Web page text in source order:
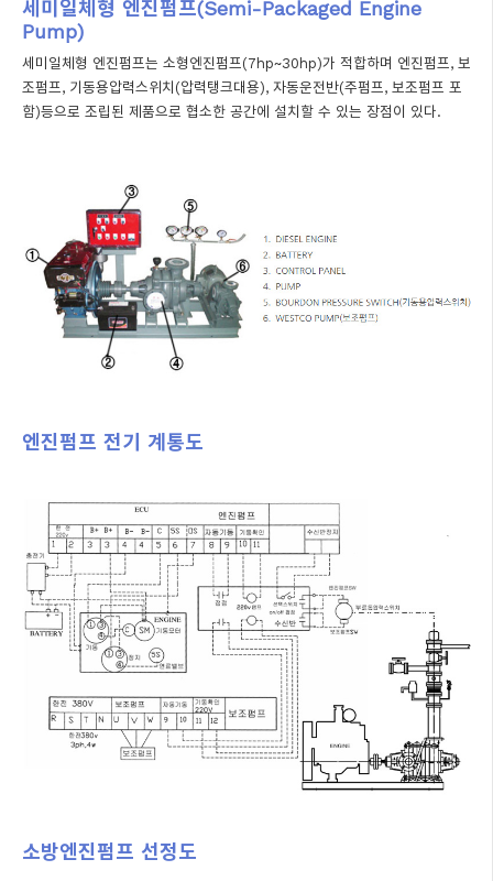
세미일체형 엔진펌프(Semi-Packaged Engine
Pump)
세미일체형 엔진펌프는 소형엔진펌프(7hp~30hp)가 적합하며 엔진펌프, 보
조펌프, 기동용압력스위치(압력탱크대용), 자동운전반(주펌프, 보조펌프 포
함)등으로 조립된 제품으로 협소한 공간에 설치할 수 있는 장점이 있다.
엔진펌프 전기 계통도
소방엔진펌프 선정도